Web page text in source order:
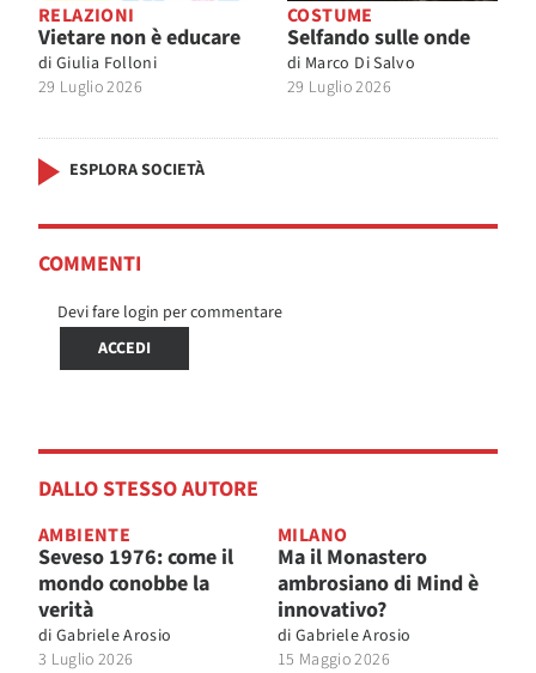
RELAZIONI
Vietare non è educare
di Giulia Folloni
29 Luglio 2026
COSTUME
Selfando sulle onde
di Marco Di Salvo
29 Luglio 2026
ESPLORA SOCIETÀ
COMMENTI
Devi fare login per commentare
ACCEDI
DALLO STESSO AUTORE
AMBIENTE
Seveso 1976: come il
mondo conobbe la
verità
di Gabriele Arosio
3 Luglio 2026
MILANO
Ma il Monastero
ambrosiano di Mind è
innovativo?
di Gabriele Arosio
15 Maggio 2026